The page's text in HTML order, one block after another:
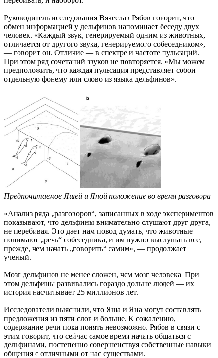
Руководитель исследования Вячеслав Рябов говорит, что
обмен информацией у дельфинов напоминает беседу двух
человек. «Каждый звук, генерируемый одним из животных,
отличается от другого звука, генерируемого собеседником»,
— говорит он. Отличие — в спектре и частоте пульсаций.
При этом ряд сочетаний звуков не повторяется. «Мы можем
предположить, что каждая пульсация представляет собой
отдельную фонему или слово из языка дельфинов».
Предпочитаемое Яшей и Яной положение во время разговора
«Анализ ряда „разговоров“, записанных в ходе экспериментов
показывают, что дельфины внимательно слушают друг друга,
не перебивая. Это дает нам повод думать, что животные
понимают „речь“ собеседника, и им нужно выслушать все,
прежде, чем начать „говорить“ самим», — продолжает
ученый.
Мозг дельфинов не менее сложен, чем мозг человека. При
этом дельфины развивались гораздо дольше людей — их
история насчитывает 25 миллионов лет.
Исследователи выяснили, что Яша и Яна могут составлять
предложения из пяти слов и больше. К сожалению,
содержание речи пока понять невозможно. Рябов в связи с
этим говорит, что сейчас самое время начать общаться с
дельфинами, постепенно совершенствуя собственные навыки
общения с отличными от нас существами.